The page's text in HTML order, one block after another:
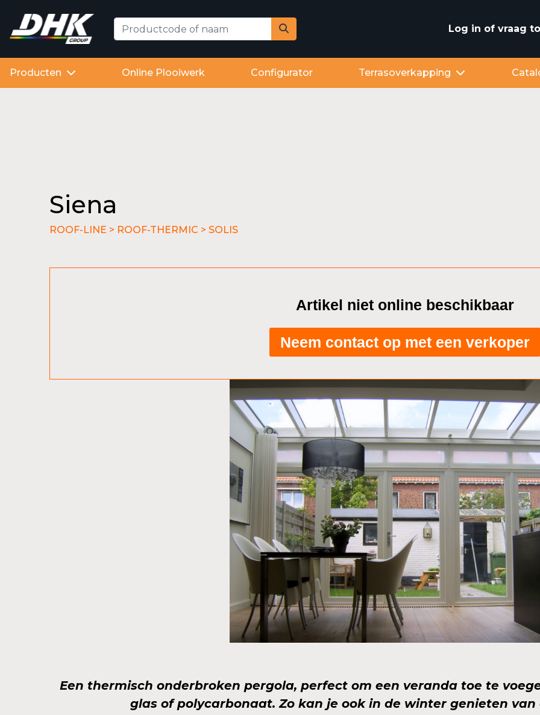
Log in of vraag
Producten Online Plooiwerk Configurator Terrasoverkapping
Siena
ROOF-LINE > ROOF-THERMIC > SOLIS
Artikel niet online beschikbaar
Neem contact op met een verkoper
Een thermisch onderbroken pergola, perfect om een veranda toe te
glas of polycarbonaat. Zo kan je ook in de winter genieten